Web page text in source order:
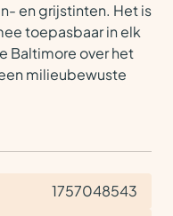
en grijstinten. Het is
toepasbaar in elk
Baltimore over het
milieubewuste
1757048543